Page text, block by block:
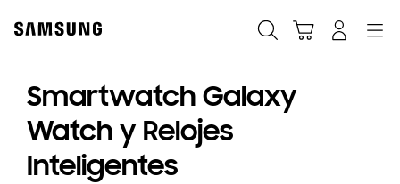
content
Smartwatch Galaxy
Watch y Relojes
Inteligentes